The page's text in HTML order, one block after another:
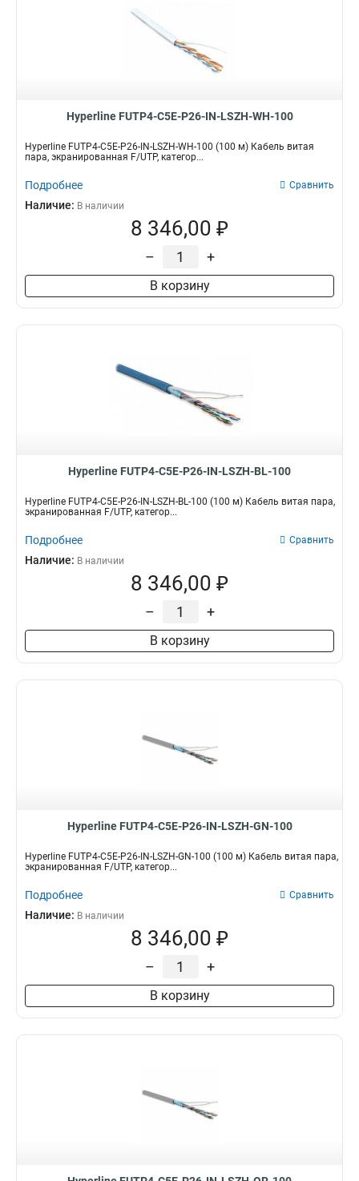
Hyperline FUTP4-C5E-P26-IN-LSZH-WH-100
Hyperline FUTP4-C5E-P26-IN-LSZH-WH-100 (100 м) Кабель витая
пара, экранированная F/UTP, категор...
Подробнее Сравнить
Наличие: В наличии
8 346,00 ₽
– +
В корзину
Hyperline FUTP4-C5E-P26-IN-LSZH-BL-100
Hyperline FUTP4-C5E-P26-IN-LSZH-BL-100 (100 м) Кабель витая пара,
экранированная F/UTP, категор...
Подробнее Сравнить
Наличие: В наличии
8 346,00 ₽
– +
В корзину
Hyperline FUTP4-C5E-P26-IN-LSZH-GN-100
Hyperline FUTP4-C5E-P26-IN-LSZH-GN-100 (100 м) Кабель витая пара,
экранированная F/UTP, категор...
Подробнее Сравнить
Наличие: В наличии
8 346,00 ₽
– +
В корзину